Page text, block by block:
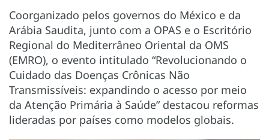
Coorganizado pelos governos do México e da
Arábia Saudita, junto com a OPAS e o Escritório
Regional do Mediterrâneo Oriental da OMS
(EMRO), o evento intitulado “Revolucionando o
Cuidado das Doenças Crônicas Não
Transmissíveis: expandindo o acesso por meio
da Atenção Primária à Saúde” destacou reformas
lideradas por países como modelos globais.